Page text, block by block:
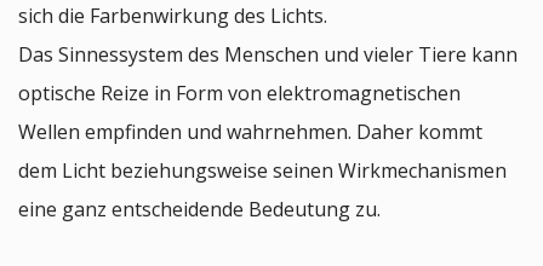
sich die Farbenwirkung des Lichts.
Das Sinnessystem des Menschen und vieler Tiere kann
optische Reize in Form von elektromagnetischen
Wellen empfinden und wahrnehmen. Daher kommt
dem Licht beziehungsweise seinen Wirkmechanismen
eine ganz entscheidende Bedeutung zu.